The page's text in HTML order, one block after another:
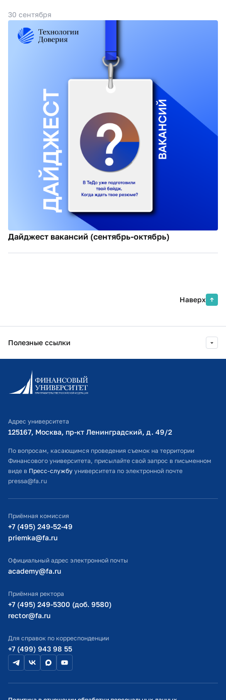
30 сентября
Дайджест вакансий (сентябрь-октябрь)
Наверх
Полезные ссылки
Информационно-образовательный портал
Личный кабинет поступающего
Оплата обучения
Расписание занятий
Студенческий офис
Официальный адрес электронной почты
Министерство просвещения РФ
Министерство науки и высшего образования РФ
Адрес университета
125167, Москва, пр-кт Ленинградский, д. 49/2​
По вопросам, касающимся проведения съемок на территории
Финансового университета, присылайте свой запрос в письменном
виде в Пресс-службу университета по электронной почте
pressa@fa.ru
Приёмная комиссия
+7 (495) 249-52-49
priemka@fa.ru
Официальный адрес электронной почты
academy@fa.ru
Приёмная ректора
+7 (495) 249-5300 (доб. 9580)
rector@fa.ru
Для справок по корреспонденции
+7 (499) 943 98 55